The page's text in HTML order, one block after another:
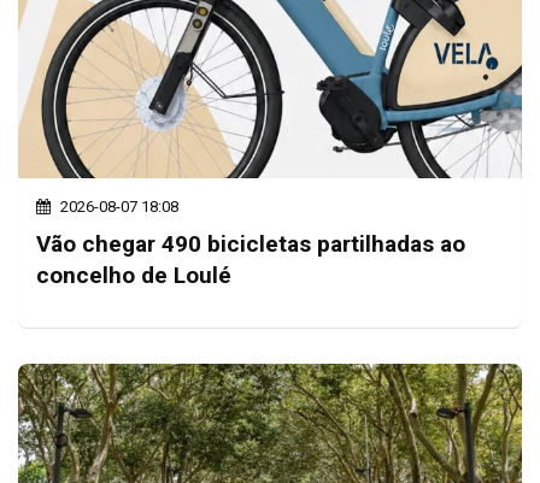
2026-08-07 18:08
Vão chegar 490 bicicletas partilhadas ao
concelho de Loulé